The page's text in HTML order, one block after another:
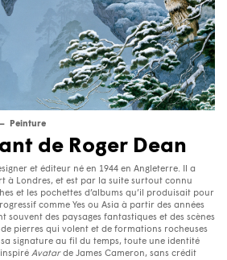
Peinture
de Roger Dean
et éditeur né en 1944 en Angleterre. Il a
à Londres, et est par la suite surtout connu
et les pochettes d’albums qu’il produisait pour
comme Yes ou Asia à partir des années
souvent des paysages fantastiques et des scènes
pierres qui volent et de formations rocheuses
signature au fil du temps, toute une identité
Avatarde James Cameron, sans crédit